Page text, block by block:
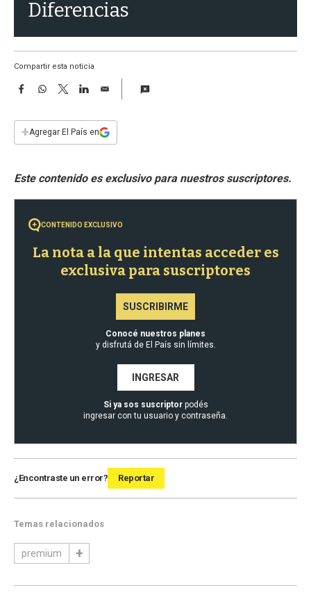
Diferencias
Compartir esta noticia
F
e
b
k
W
s
p
T
w
t
L
n
E
i
l
+Agregar El País en
CONTENIDO EXCLUSIVO
La nota a la que intentas acceder es
exclusiva para suscriptores
SUSCRIBIRME
Conocé nuestros planes
y disfrutá de El País sin límites.
INGRESAR
Si ya sos suscriptorpodés
ingresar con tu usuario y contraseña.
¿Encontraste un error? Reportar
Temas relacionados
premium